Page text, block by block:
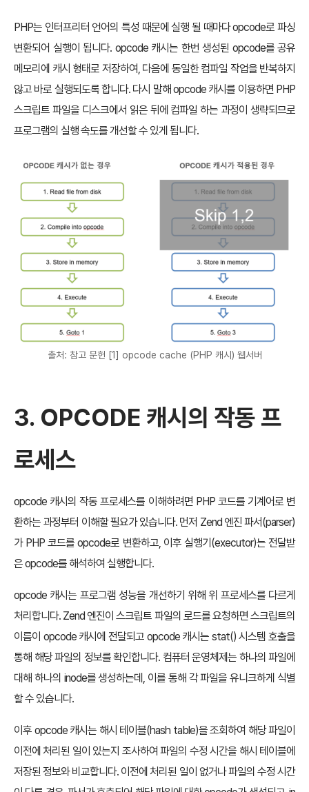
PHP는 인터프리터 언어의 특성 때문에 실행 될 때마다 opcode로 파싱
변환되어 실행이 됩니다. opcode 캐시는 한번 생성된 opcode를 공유
메모리에 캐시 형태로 저장하여, 다음에 동일한 컴파일 작업을 반복하지
않고 바로 실행되도록 합니다. 다시 말해 opcode 캐시를 이용하면 PHP
스크립트 파일을 디스크에서 읽은 뒤에 컴파일 하는 과정이 생략되므로
프로그램의 실행 속도를 개선할 수 있게 됩니다.
출처: 참고 문헌 [1] opcode cache (PHP 캐시) 웹서버
3. OPCODE 캐시의 작동 프
로세스
opcode 캐시의 작동 프로세스를 이해하려면 PHP 코드를 기계어로 변
환하는 과정부터 이해할 필요가 있습니다. 먼저 Zend 엔진 파서(parser)
가 PHP 코드를 opcode로 변환하고, 이후 실행기(executor)는 전달받
은 opcode를 해석하여 실행합니다.
opcode 캐시는 프로그램 성능을 개선하기 위해 위 프로세스를 다르게
처리합니다. Zend 엔진이 스크립트 파일의 로드를 요청하면 스크립트의
이름이 opcode 캐시에 전달되고 opcode 캐시는 stat() 시스템 호출을
통해 해당 파일의 정보를 확인합니다. 컴퓨터 운영체제는 하나의 파일에
대해 하나의 inode를 생성하는데, 이를 통해 각 파일을 유니크하게 식별
할 수 있습니다.
이후 opcode 캐시는 해시 테이블(hash table)을 조회하여 해당 파일이
이전에 처리된 일이 있는지 조사하여 파일의 수정 시간을 해시 테이블에
저장된 정보와 비교합니다. 이전에 처리된 일이 없거나 파일의 수정 시간